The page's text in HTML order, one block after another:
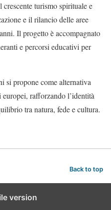
turismo spirituale e
e il rilancio delle aree
Il progetto è accompagnato
e percorsi educativi per
si propone come alternativa
rafforzando l’identità
tra natura, fede e cultura.
Back to top
version